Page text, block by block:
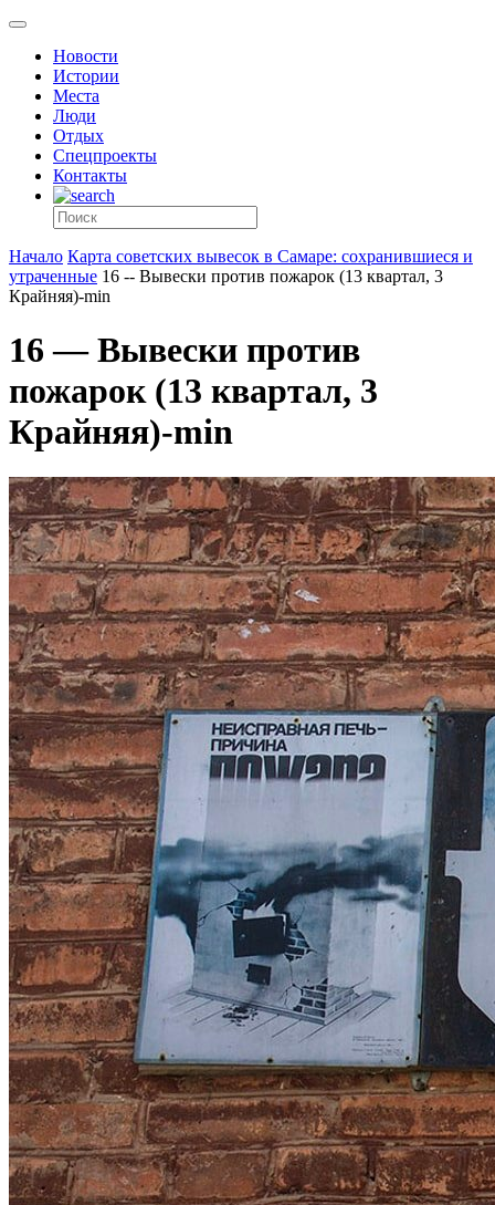
Новости
Истории
Места
Люди
Отдых
Спецпроекты
Контакты
Начало Карта советских вывесок в Самаре: сохранившиеся и
утраченные 16 -- Вывески против пожарок (13 квартал, 3
Крайняя)-min
16 — Вывески против
пожарок (13 квартал, 3
Крайняя)-min